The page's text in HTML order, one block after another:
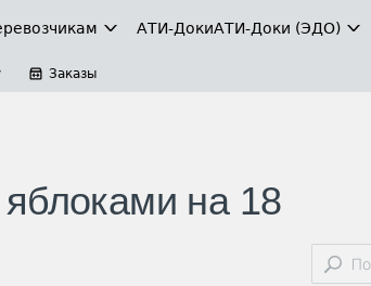
АТИ-ДокиАТИ-Доки (ЭДО)
Заказы
на 18